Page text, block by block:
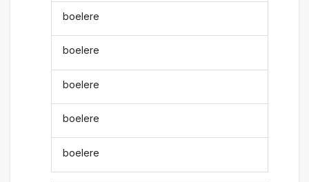
boelere
boelere
boelere
boelere
boelere